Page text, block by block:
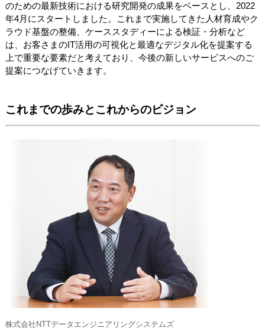
のための最新技術における研究開発の成果をベースとし、2022
年4月にスタートしました。これまで実施してきた人材育成やク
ラウド基盤の整備、ケーススタディーによる検証・分析など
は、お客さまのIT活用の可視化と最適なデジタル化を提案する
上で重要な要素だと考えており、今後の新しいサービスへのご
提案につなげていきます。
これまでの歩みとこれからのビジョン
株式会社NTTデータエンジニアリングシステムズ